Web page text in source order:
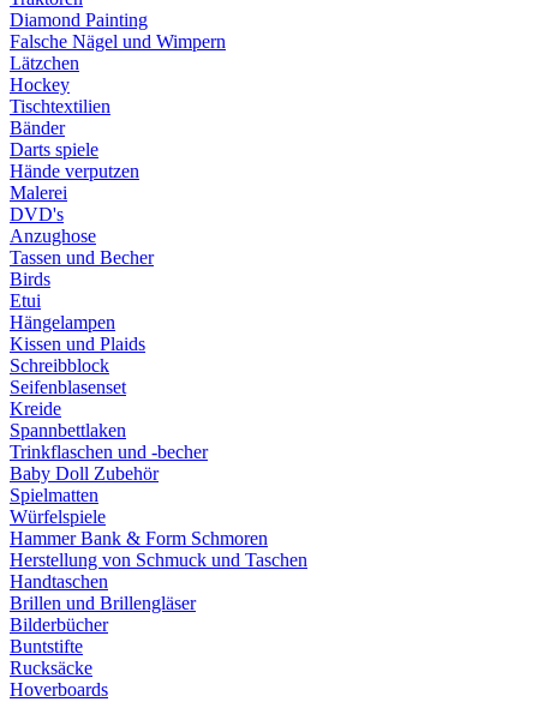
Diamond Painting
Falsche Nägel und Wimpern
Lätzchen
Hockey
Tischtextilien
Bänder
Darts spiele
Hände verputzen
Malerei
DVD's
Anzughose
Tassen und Becher
Birds
Etui
Hängelampen
Kissen und Plaids
Schreibblock
Seifenblasenset
Kreide
Spannbettlaken
Trinkflaschen und -becher
Baby Doll Zubehör
Spielmatten
Würfelspiele
Hammer Bank & Form Schmoren
Herstellung von Schmuck und Taschen
Handtaschen
Brillen und Brillengläser
Bilderbücher
Buntstifte
Rucksäcke
Hoverboards